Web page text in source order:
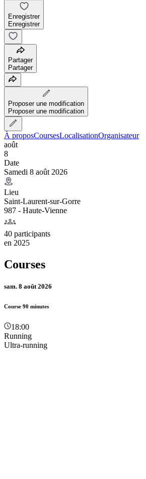
Enregistrer
Enregistrer
Partager
Partager
Proposer une modification
Proposer une modification
À proposCoursesLocalisationOrganisateur
août
8
Date
Samedi 8 août 2026
Lieu
Saint-Laurent-sur-Gorre
987 - Haute-Vienne
40 participants
en 2025
Courses
sam. 8 août 2026
Course 90 minutes
18:00
Running
Ultra-running